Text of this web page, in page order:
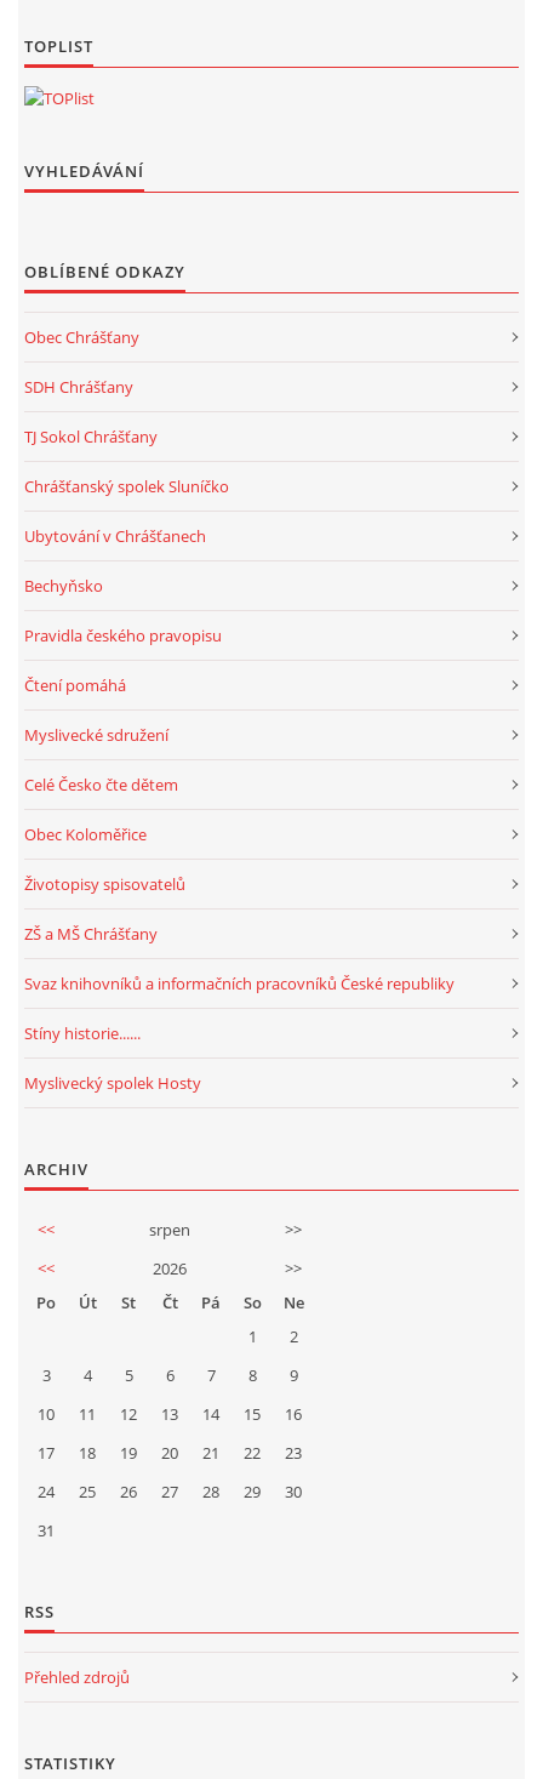
TOPLIST
VYHLEDÁVÁNÍ
OBLÍBENÉ ODKAZY
Obec Chrášťany
SDH Chrášťany
TJ Sokol Chrášťany
Chrášťanský spolek Sluníčko
Ubytování v Chrášťanech
Bechyňsko
Pravidla českého pravopisu
Čtení pomáhá
Myslivecké sdružení
Celé Česko čte dětem
Obec Koloměřice
Životopisy spisovatelů
ZŠ a MŠ Chrášťany
Svaz knihovníků a informačních pracovníků České republiky
Stíny historie......
Myslivecký spolek Hosty
ARCHIV
<< srpen
>>
<<
2026
>>
Po
Út St Čt Pá So
Ne
1
2
3
4 5 6 7 8
9
10
11 12 13 14 15
16
17
18 19 20 21 22
23
24
25 26 27 28 29
30
31
RSS
Přehled zdrojů
STATISTIKY